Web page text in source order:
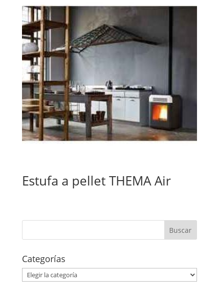
Estufa a pellet THEMA Air
Categorías
Categorías